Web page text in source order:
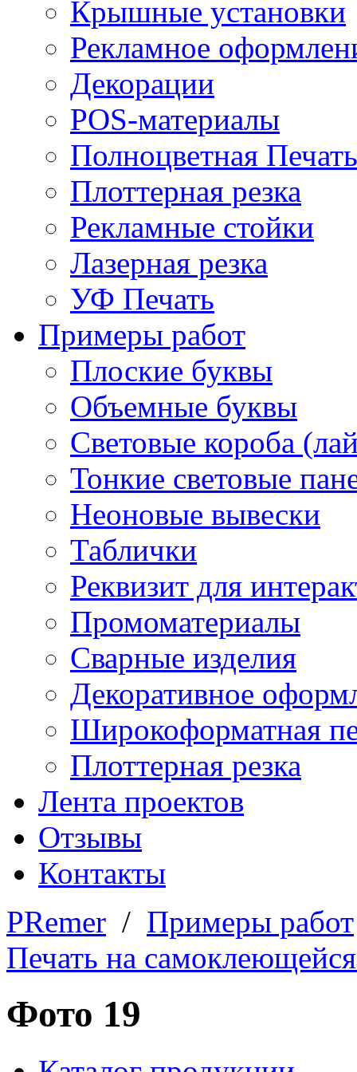
Крышные установки
Рекламное
Декорации
POS-материалы
Полноцветная Печать
Плоттерная резка
Рекламные стойки
Лазерная резка
УФ Печать
Примеры работ
Плоские буквы
Объемные буквы
Световые короба
Тонкие световые
Неоновые вывески
Таблички
Реквизит для
Промоматериалы
Сварные изделия
Декоративное
Широкоформатная
Плоттерная резка
Лента проектов
Отзывы
Контакты
PRemer / Примеры работ
Печать на
Фото 19